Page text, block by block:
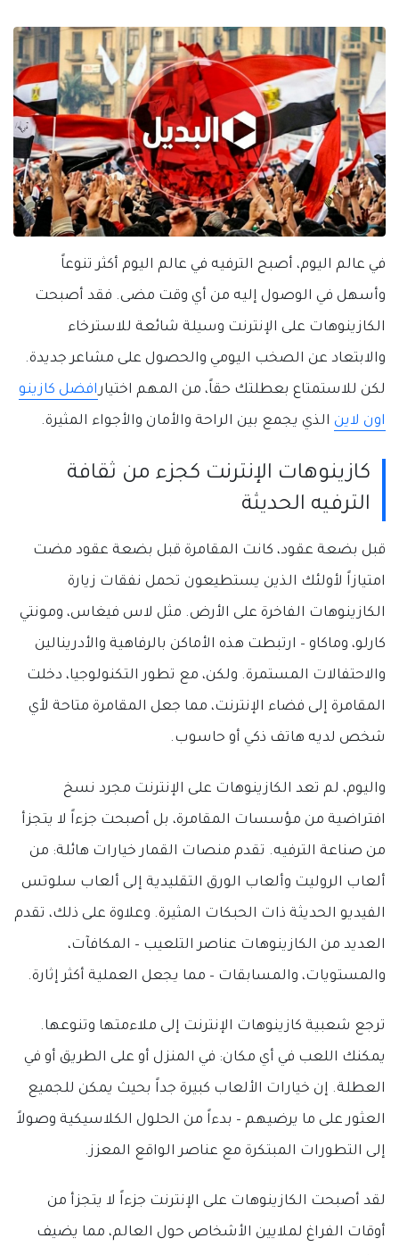
في عالم اليوم، أصبح الترفيه في عالم اليوم أكثر تنوعاً
وأسهل في الوصول إليه من أي وقت مضى. فقد أصبحت
الكازينوهات على الإنترنت وسيلة شائعة للاسترخاء
والابتعاد عن الصخب اليومي والحصول على مشاعر جديدة.
لكن للاستمتاع بعطلتك حقاً، من المهم اختيارافضل كازينو
اون لاين الذي يجمع بين الراحة والأمان والأجواء المثيرة.
كازينوهات الإنترنت كجزء من ثقافة
الترفيه الحديثة
قبل بضعة عقود، كانت المقامرة قبل بضعة عقود مضت
امتيازاً لأولئك الذين يستطيعون تحمل نفقات زيارة
الكازينوهات الفاخرة على الأرض. مثل لاس فيغاس، ومونتي
كارلو، وماكاو – ارتبطت هذه الأماكن بالرفاهية والأدرينالين
والاحتفالات المستمرة. ولكن، مع تطور التكنولوجيا، دخلت
المقامرة إلى فضاء الإنترنت، مما جعل المقامرة متاحة لأي
شخص لديه هاتف ذكي أو حاسوب.
واليوم، لم تعد الكازينوهات على الإنترنت مجرد نسخ
افتراضية من مؤسسات المقامرة، بل أصبحت جزءاً لا يتجزأ
من صناعة الترفيه. تقدم منصات القمار خيارات هائلة: من
ألعاب الروليت وألعاب الورق التقليدية إلى ألعاب سلوتس
الفيديو الحديثة ذات الحبكات المثيرة. وعلاوة على ذلك، تقدم
العديد من الكازينوهات عناصر التلعيب – المكافآت،
والمستويات، والمسابقات – مما يجعل العملية أكثر إثارة.
ترجع شعبية كازينوهات الإنترنت إلى ملاءمتها وتنوعها.
يمكنك اللعب في أي مكان: في المنزل أو على الطريق أو في
العطلة. إن خيارات الألعاب كبيرة جداً بحيث يمكن للجميع
العثور على ما يرضيهم – بدءاً من الحلول الكلاسيكية وصولاً
إلى التطورات المبتكرة مع عناصر الواقع المعزز.
لقد أصبحت الكازينوهات على الإنترنت جزءاً لا يتجزأ من
أوقات الفراغ لملايين الأشخاص حول العالم، مما يضيف